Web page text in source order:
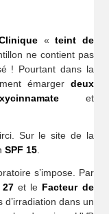
«teint de
ne contient pas
! Pourtant dans la
émarger deux
et
Sur le site de la
SPF 15.
s’impose. Par
27et le Facteur de
d’irradiation dans un